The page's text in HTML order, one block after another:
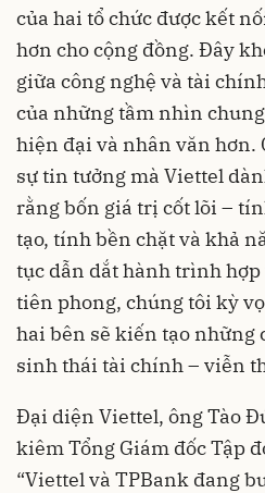
của hai tổ chức được kết
hơn cho cộng đồng. Đây
giữa công nghệ và tài
của những tầm nhìn
hiện đại và nhân văn
sự tin tưởng mà Viettel
rằng bốn giá trị cốt lõi –
tạo, tính bền chặt và khả
tục dẫn dắt hành trình
tiên phong, chúng tôi kỳ
hai bên sẽ kiến tạo những
sinh thái tài chính – viễn
Đại diện Viettel, ông Tào
kiêm Tổng Giám đốc Tập
“Viettel và TPBank đang